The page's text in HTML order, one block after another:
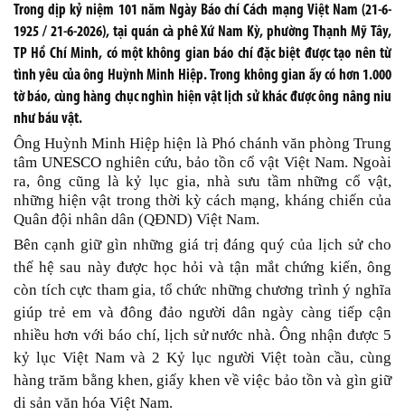
Trong dịp kỷ niệm 101 năm Ngày Báo chí Cách mạng Việt Nam (21-6-
1925 / 21-6-2026), tại quán cà phê Xứ Nam Kỳ, phường Thạnh Mỹ Tây,
TP Hồ Chí Minh, có một không gian báo chí đặc biệt được tạo nên từ
tình yêu của ông Huỳnh Minh Hiệp. Trong không gian ấy có hơn 1.000
tờ báo, cùng hàng chục nghìn hiện vật lịch sử khác được ông nâng niu
như báu vật.
Ông Huỳnh Minh Hiệp hiện là Phó chánh văn phòng Trung
tâm UNESCO nghiên cứu, bảo tồn cổ vật Việt Nam. Ngoài
ra, ông cũng là kỷ lục gia, nhà sưu tầm những cổ vật,
những hiện vật trong thời kỳ cách mạng, kháng chiến của
Quân đội nhân dân (QĐND) Việt Nam.
Bên cạnh giữ gìn những giá trị đáng quý của lịch sử cho
thế hệ sau này được học hỏi và tận mắt chứng kiến, ông
còn tích cực tham gia, tổ chức những chương trình ý nghĩa
giúp trẻ em và đông đảo người dân ngày càng tiếp cận
nhiều hơn với báo chí, lịch sử nước nhà. Ông nhận được 5
kỷ lục Việt Nam và 2 Kỷ lục người Việt toàn cầu, cùng
hàng trăm bằng khen, giấy khen về việc bảo tồn và gìn giữ
di sản văn hóa Việt Nam.